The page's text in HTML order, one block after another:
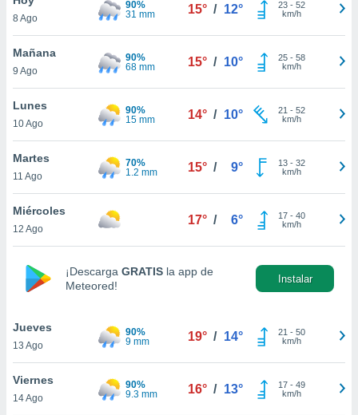
y
en
más
de
cookies
aceptar
de
sitio
8 Ago
90%
31 mm
15° / 12° 23- 52
km/h
Mañana
9 Ago
90%
68 mm
15° / 10° 25- 58
km/h
Lunes
10 Ago
90%
15 mm
14° / 10° 21 - 52
km/h
Martes
11 Ago
70%
1.2 mm
15° / 9° 13- 32
km/h
Miércoles
12 Ago
17° / 6° 17- 40
km/h
¡Descarga GRATIS la app de
Meteored!
Instalar
Jueves
13 Ago
90%
9 mm
19° / 14° 21 - 50
km/h
Viernes
14 Ago
90%
9.3 mm
16° / 13° 17- 49
km/h